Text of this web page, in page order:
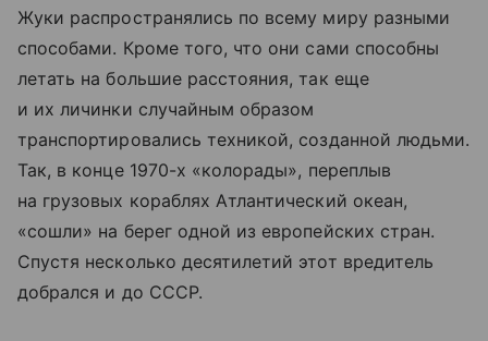
Жуки распространялись по всему миру разными
способами. Кроме того, что они сами способны
летать на большие расстояния, так еще
и их личинки случайным образом
транспортировались техникой, созданной людьми.
Так, в конце 1970-х «колорады», переплыв
на грузовых кораблях Атлантический океан,
«сошли» на берег одной из европейских стран.
Спустя несколько десятилетий этот вредитель
добрался и до СССР.